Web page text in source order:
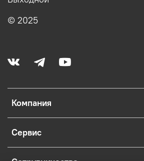
Компания
Сервис
© 2025